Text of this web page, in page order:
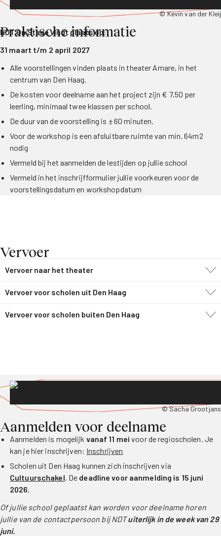
© Kevin van der Kleij
Praktische informatie
NDT On Stage vindt plaats op:
31 maart t/m 2 april 2027
Alle voorstellingen vinden plaats in theater Amare, in het
centrum van Den Haag.
De kosten voor deelname aan het project zijn € 7,50 per
leerling, minimaal twee klassen per school.
De duur van de voorstelling is ± 60 minuten.
Voor de workshop is een afsluitbare ruimte van min. 64m2
nodig
Vermeld bij het aanmelden de lestijden op jullie school
Vermeld in het inschrijfformulier jullie voorkeuren voor de
voorstellingsdatum en workshopdatum
Vervoer
Vervoer naar het theater
Vervoer voor scholen uit Den Haag
Vervoer voor scholen buiten Den Haag
© Sacha Grootjans
Aanmelden voor deelname
Aanmelden is mogelijk vanaf 11 mei voor de regioscholen. Je
kan je hier inschrijven: Inschrijven
Scholen uit Den Haag kunnen zich inschrijven via
Cultuurschakel. De deadline voor aanmelding is 15 juni
2026.
Of jullie school geplaatst kan worden voor deelname horen
jullie van de contactpersoon bij NDTuiterlijk in de week van 29
juni.